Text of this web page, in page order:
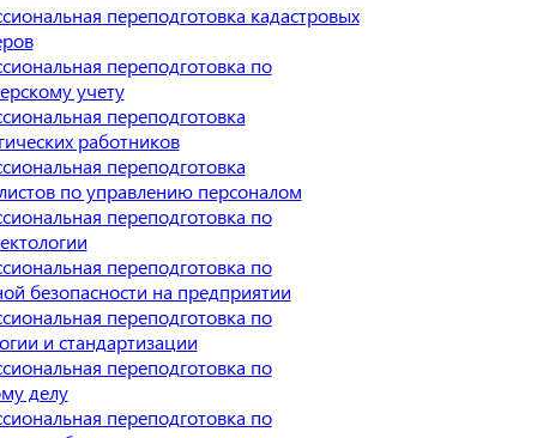
переподготовка кадастровых
переподготовка по
учету
переподготовка
работников
переподготовка
по управлению персоналом
переподготовка по
переподготовка по
безопасности на предприятии
переподготовка по
и стандартизации
переподготовка по
делу
переподготовка по